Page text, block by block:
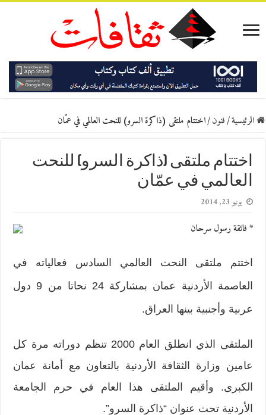
الرئيسية/فنون/اختتام ملتقى (ذاكرة السرو) للنحت العالمي في عمّان
اختتام ملتقى (ذاكرة السرو) للنحت
العالمي في عمّان
يونيو 23, 2014
* فائقة رسول سرحان
اختتم ملتقى النحت العالمي السادس فعالياته في
العاصمة الأردنية عمان بمشاركة 24 نحاتا من 9 دول
عربية وأجنبية بينها العراق.
الملتقى الذي انطلق العام 2000 تنظم دوراته مرة كل
عامين وزارة الثقافة الأردنية بالتعاون مع أمانة عمان
الكبرى. وأقيم الملتقى هذا العام في حرم الجامعة
الأردنية تحت عنوان “ذاكرة السرو”.